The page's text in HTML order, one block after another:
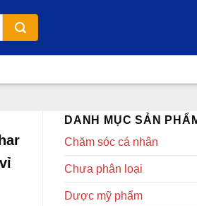
DANH MỤC SẢN
Chăm sóc cá nhân
Chưa phân loại
Dược mỹ phẩm